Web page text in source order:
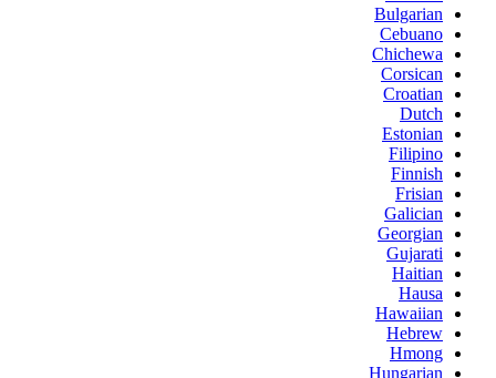
Bulgarian
Cebuano
Chichewa
Corsican
Croatian
Dutch
Estonian
Filipino
Finnish
Frisian
Galician
Georgian
Gujarati
Haitian
Hausa
Hawaiian
Hebrew
Hmong
Hungarian